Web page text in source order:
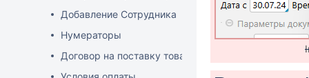
Добавление Сотрудника
Нумераторы
Договор на поставку товаров (форма)